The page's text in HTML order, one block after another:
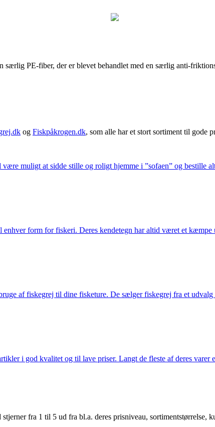
PE-fiber, der er blevet behandlet med en særlig anti-
og Fiskpåkrogen.dk, som alle har et stort sortiment til gode
muligt at sidde stille og roligt hjemme i ”sofaen” og bestille
form for fiskeri. Deres kendetegn har altid været et
af fiskegrej til dine fisketure. De sælger fiskegrej fra et
i god kvalitet og til lave priser. Langt de fleste af deres
fra 1 til 5 ud fra bl.a. deres prisniveau, sortimentstørrelse,